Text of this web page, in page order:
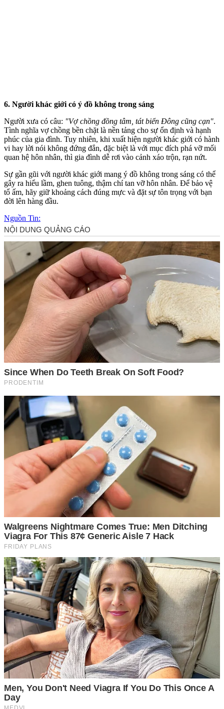
6. Người khác giới có ý đồ không trong sáng
Người xưa có câu: "Vợ chồng đồng tâm, tát biển Đông cũng cạn".
Tình nghĩa vợ chồng bền chặt là nền tảng cho sự ổn định và hạnh
phúc của gia đình. Tuy nhiên, khi xuất hiện người khác giới có hành
vi hay lời nói không đứng đắn, đặc biệt là với mục đích phá vỡ mối
quan hệ hôn nhân, thì gia đình dễ rơi vào cảnh xáo trộn, rạn nứt.
Sự gần gũi với người khác giới mang ý đồ không trong sáng có thể
gây ra hiểu lầm, ghen tuông, thậm chí tan vỡ hôn nhân. Để bảo vệ
tổ ấm, hãy giữ khoảng cách đúng mực và đặt sự tôn trọng với bạn
đời lên hàng đầu.
Nguồn Tin: